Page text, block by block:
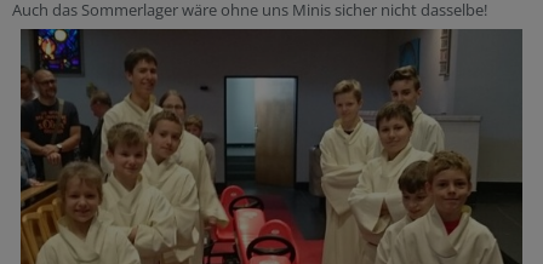
Auch das Sommerlager wäre ohne uns Minis sicher nicht dasselbe!